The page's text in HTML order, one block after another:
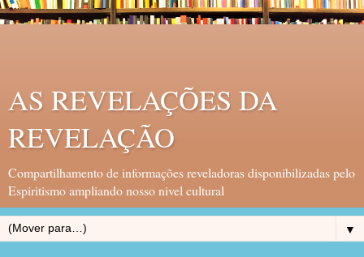
AS REVELAÇÕES DA
REVELAÇÃO
Compartilhamento de informações reveladoras disponibilizadas pelo
Espiritismo ampliando nosso nivel cultural
▼